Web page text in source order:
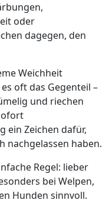
oder
dagegen, den
Weichheit
oft das Gegenteil –
und riechen
ein Zeichen dafür,
nachgelassen haben.
Regel: lieber
bei Welpen,
Hunden sinnvoll.